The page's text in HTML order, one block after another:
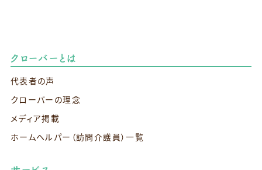
クローバーとは
代表者の声
クローバーの理念
メディア掲載
ホームヘルパー（訪問介護員）一覧